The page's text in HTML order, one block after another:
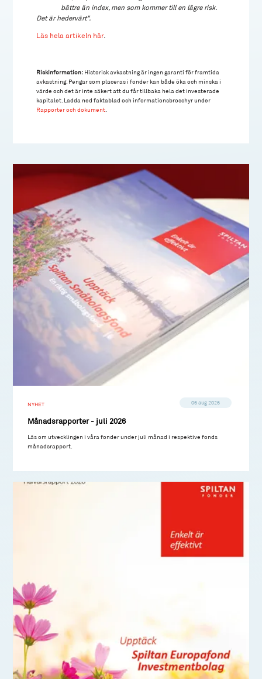
bättre än index, men som kommer till en lägre risk.
Det är hedervärt".
Läs hela artikeln här.
Riskinformation: Historisk avkastning är ingen garanti för framtida
avkastning. Pengar som placeras i fonder kan både öka och minska i
värde och det är inte säkert att du får tillbaka hela det investerade
kapitalet. Ladda ned faktablad och informationsbroschyr under
Rapporter och dokument
NYHET 06 aug 2026
Månadsrapporter - juli 2026
Läs om utvecklingen i våra fonder under juli månad i respektive fonds
månadsrapport.